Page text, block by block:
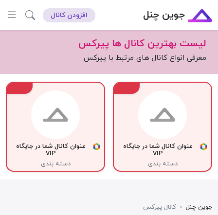
جوین چنل افزودن کانال
لیست بهترین کانال ها پیرکس
معرفی انواع کانال های مرتبط با پیرکس
عنوان کانال شما در جایگاه
VIP
دسته بندی
عنوان کانال شما در جایگاه
VIP
دسته بندی
جوین چنل › کانال پیرکس